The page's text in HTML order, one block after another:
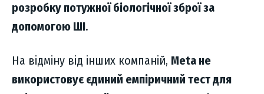
розробку потужної біологічної зброї за
допомогою ШІ.
На відміну від інших компаній, Meta не
використовує єдиний емпіричний тест для